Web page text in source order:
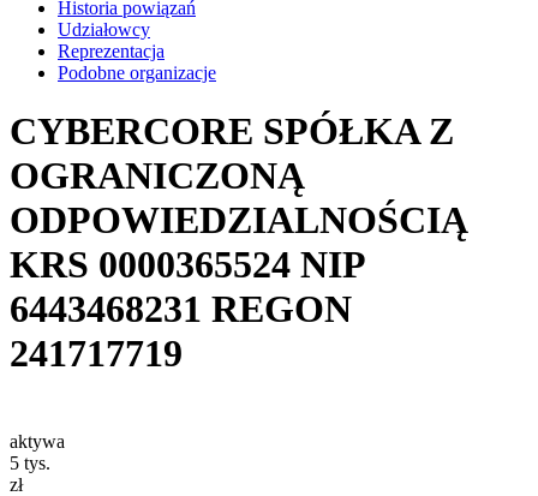
Historia powiązań
Udziałowcy
Reprezentacja
Podobne organizacje
CYBERCORE SPÓŁKA Z
OGRANICZONĄ
ODPOWIEDZIALNOŚCIĄ
KRS 0000365524 NIP
6443468231 REGON
241717719
aktywa
5 tys.
zł